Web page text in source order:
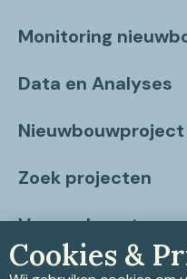
Monitoring
Data en Analyses
Zoek projecten
Vragen
Contact
Cookies &